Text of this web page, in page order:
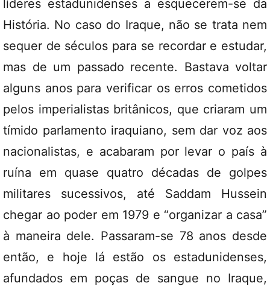
líderes estadunidenses a esquecerem-se da
História. No caso do Iraque, não se trata nem
sequer de séculos para se recordar e estudar,
mas de um passado recente. Bastava voltar
alguns anos para verificar os erros cometidos
pelos imperialistas britânicos, que criaram um
tímido parlamento iraquiano, sem dar voz aos
nacionalistas, e acabaram por levar o país à
ruína em quase quatro décadas de golpes
militares sucessivos, até Saddam Hussein
chegar ao poder em 1979 e “organizar a casa”
à maneira dele. Passaram-se 78 anos desde
então, e hoje lá estão os estadunidenses,
afundados em poças de sangue no Iraque,